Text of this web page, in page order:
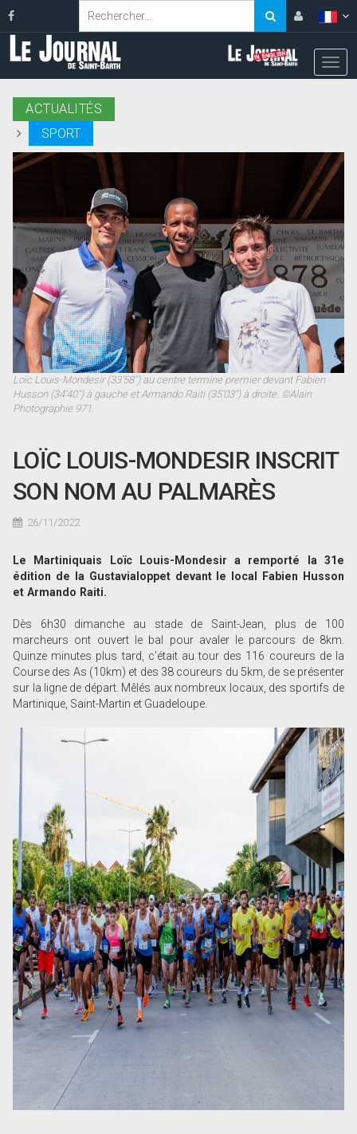
ACTUALITÉS
SPORT
Loïc Louis-Mondesir (33’58”) au centre termine premier devant Fabien
Husson (34’40”) à gauche et Armando Raiti (35’03”) à droite. ©Alain
Photographie 971.
LOÏC LOUIS-MONDESIR INSCRIT
SON NOM AU PALMARÈS
26/11/2022
Le Martiniquais Loïc Louis-Mondesir a remporté la 31e
édition de la Gustavialoppet devant le local Fabien Husson
et Armando Raiti.
Dès 6h30 dimanche au stade de Saint-Jean, plus de 100
marcheurs ont ouvert le bal pour avaler le parcours de 8km.
Quinze minutes plus tard, c’était au tour des 116 coureurs de la
Course des As (10km) et des 38 coureurs du 5km, de se présenter
sur la ligne de départ. Mêlés aux nombreux locaux, des sportifs de
Martinique, Saint-Martin et Guadeloupe.